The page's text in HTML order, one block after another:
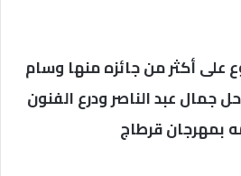
على أكثر من جائزه منها وسام
جمال عبد الناصر ودرع الفنون
بمهرجان قرطاج